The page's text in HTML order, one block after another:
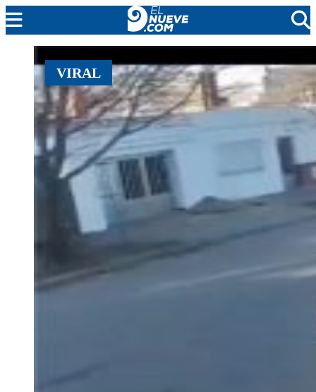
MENDOZA
CADA DÍA
ARGENTINA
NOTICIERO 9
PROTAGONISTAS
EL NUEVE STREAMS
EN VIVO
VIRAL